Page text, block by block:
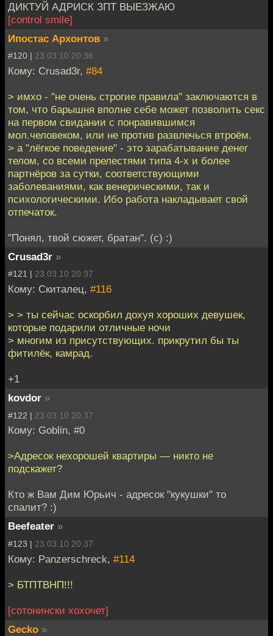
ДИКТУЙ АДРИСК ЗПТ ВЫЕЗЖАЮ
[control smile]
Ипостас Архонтов »
#120 | 23.03.10 20:36
Кому: Crusad3r, #84
> имхо - "не очень строгие правила" заключаются в
том, что барышня вполне себе может позволить секс
на первом свидании с понравившимся
мол.человеком, или не против развлечься втроём.
> а "лёгкое поведение" - это зарабатывание денег
телом, со всеми прелестями типа 4-х и более
партнёров за сутки, соответствующими
заболеваниями, как венерическими, так и
психологическими. Ибо работа накладывает свой
отпечаток.
"Понял, твой сюжет, братан". (с) :)
Crusad3r »
#121 | 23.03.10 20:37
Кому: Скиталец, #116
> > ты сейчас оскорбил дохуя хороших девушек,
которые подарили отличные ночи
> многим из присутствующих. прикрутил бы ты
фитилёк, камрад.
+1
kovdor »
#122 | 23.03.10 20:37
Кому: Goblin, #0
>Адресок нехорошей квартиры — никто не
подскажет?
Кто ж Вам Дим Юрьич - адресок "кукушки" то
спалит? :)
Beefeater »
#123 | 23.03.10 20:37
Кому: Panzerschreck, #114
> БТПТВНП!!!
[сотонински хохочет]
Gecko »